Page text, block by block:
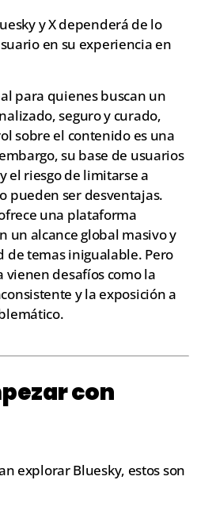
y X dependerá de lo
en su experiencia en
para quienes buscan un
seguro y curado,
sobre el contenido es una
su base de usuarios
el riesgo de limitarse a
pueden ser desventajas.
una plataforma
un alcance global masivo y
de temas inigualable. Pero
vienen desafíos como la
y la exposición a
con
explorar Bluesky, estos son